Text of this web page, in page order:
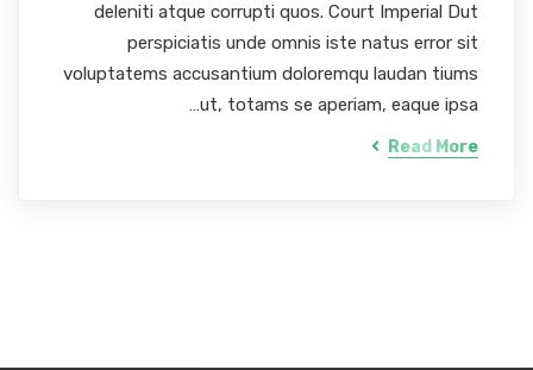
deleniti atque corrupti quos. Court Imperial Dut
perspiciatis unde omnis iste natus error sit
voluptatems accusantium doloremqu laudan tiums
ut, totams se aperiam, eaque ipsa…
Read More